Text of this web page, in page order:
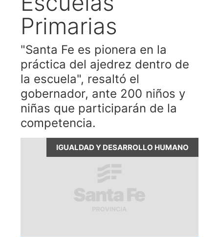
Primarias
"Santa Fe es pionera en la
práctica del ajedrez dentro de
la escuela", resaltó el
gobernador, ante 200 niños y
niñas que participarán de la
competencia.
IGUALDAD Y DESARROLLO HUMANO